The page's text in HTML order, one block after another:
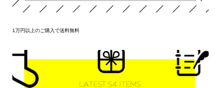
1万円以上のご購入で送料無料